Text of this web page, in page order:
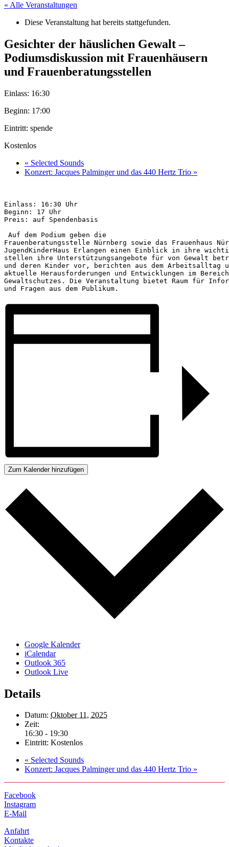
« Alle Veranstaltungen
Diese Veranstaltung hat bereits stattgefunden.
Gesichter der häuslichen Gewalt –
Podiumsdiskussion mit Frauenhäusern
und Frauenberatungsstellen
Einlass: 16:30
Beginn: 17:00
Eintritt: spende
Kostenlos
« Selected Sounds
Konzert: Jacques Palminger und das 440 Hertz Trio »
Einlass: 16:30 Uhr
Beginn: 17 Uhr
Preis: auf Spendenbasis
Auf dem Podium geben die
Frauenberatungsstelle Nürnberg sowie das Frauenhaus
JugendKinderHaus Erlangen einen Einblick in ihre
stellen ihre Unterstützungsangebote für von Gewalt
und deren Kinder vor, berichten aus dem Arbeitsalltag
aktuelle Herausforderungen und Entwicklungen im
Gewaltschutzes. Die Veranstaltung bietet Raum für
und Fragen aus dem Publikum.
Zum Kalender hinzufügen
Google Kalender
iCalendar
Outlook 365
Outlook Live
Details
Datum: Oktober 11, 2025
Zeit:
16:30 - 19:30
Eintritt: Kostenlos
« Selected Sounds
Konzert: Jacques Palminger und das 440 Hertz Trio »
Facebook
Instagram
E-Mail
Anfahrt
Kontakte